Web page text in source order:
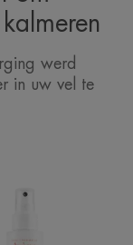
werd
in uw vel te